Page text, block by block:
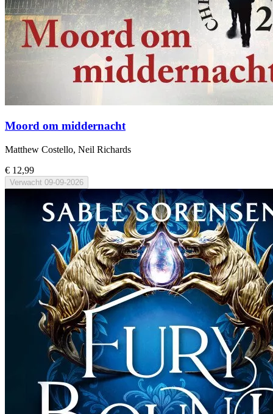
Moord om middernacht
Matthew Costello, Neil Richards
€ 12,99
Verwacht 09-09-2026